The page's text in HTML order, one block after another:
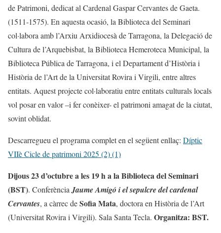
de Patrimoni, dedicat al Cardenal Gaspar Cervantes de Gaeta.
(1511-1575). En aquesta ocasió, la Biblioteca del Seminari
col·labora amb l’Arxiu Arxidiocesà de Tarragona, la Delegació de
Cultura de l’Arquebisbat, la Biblioteca Hemeroteca Municipal, la
Biblioteca Pública de Tarragona, i el Departament d’Història i
Història de l’Art de la Universitat Rovira i Virgili, entre altres
entitats. Aquest projecte col·laboratiu entre entitats culturals locals
vol posar en valor –i fer conèixer- el patrimoni amagat de la ciutat,
sovint oblidat.
Descarregueu el programa complet en el següent enllaç: Díptic
VIIè Cicle de patrimoni 2025 (2) (1)
Dijous 23 d’octubre a les 19 h a la Biblioteca del Seminari
(BST). ConferènciaJaume Amigó i el sepulcre del cardenal
Cervantes, a càrrec deSofia Mata, doctora en Història de l’Art
(Universitat Rovira i Virgili). Sala Santa Tecla. Organitza: BST.